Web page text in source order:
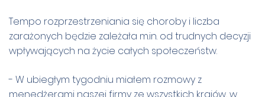
Tempo rozprzestrzeniania się choroby i liczba
zarażonych będzie zależała m.in. od trudnych decyzji
wpływających na życie całych społeczeństw.
- W ubiegłym tygodniu miałem rozmowy z
menedżerami naszej firmy ze wszystkich krajów, w